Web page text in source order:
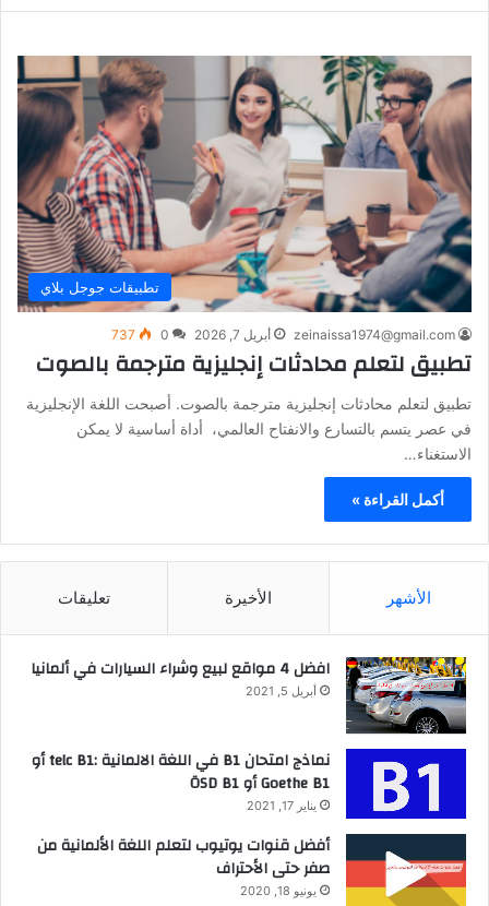
تطبيقات جوجل بلاي
zeinaissa1974@gmail.com أبريل 7, 2026 0
737
تطبيق لتعلم محادثات إنجليزية مترجمة بالصوت
تطبيق لتعلم محادثات إنجليزية مترجمة بالصوت. أصبحت اللغة الإنجليزية
في عصر يتسم بالتسارع والانفتاح العالمي، أداة أساسية لا يمكن
الاستغناء…
أكمل القراءة »
الأشهر الأخيرة تعليقات
افضل 4 مواقع لبيع وشراء السيارات في ألمانيا
أبريل 5, 2021
نماذج امتحان B1 في اللغة الالمانية :telc B1 أو
Goethe B1 أو ÖSD B1
يناير 17, 2021
أفضل قنوات يوتيوب لتعلم اللغة الألمانية من
صفر حتى الأحتراف
يونيو 18, 2020